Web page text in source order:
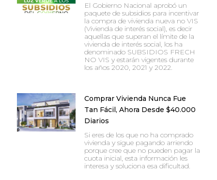
El Gobierno Nacional aprobó un
paquete de subsidios para incentivar
la compra de vivienda nueva no VIS
(Vivienda de interés social), es decir
aquellas que superan el límite de la
vivienda de interés social, los ha
denominado SUBSIDIOS FRECH
NO VIS y estarán vigentes durante
los años 2020, 2021 y 2022.
Comprar Vivienda Nunca Fue
Tan Fácil, Ahora Desde $40.000
Diarios
Si eres de los que no ha comprado
vivienda y sigue pagando arriendo
porque cree que no pueden pagar la
cuota inicial, esta información les
interesa y soluciona esa dificultad.